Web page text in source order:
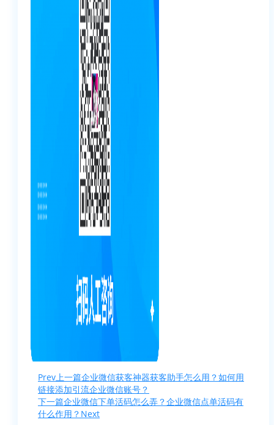
Prev上一篇企业微信获客神器获客助手怎么用？如何用
链接添加引流企业微信账号？
下一篇企业微信下单活码怎么弄？企业微信点单活码有
什么作用？ Next